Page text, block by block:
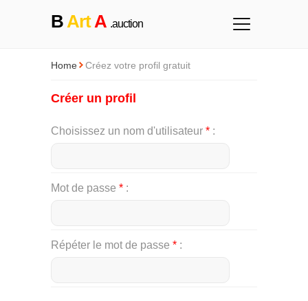
BArtA .auction
Home Créez votre profil gratuit
Créer un profil
Choisissez un nom d'utilisateur *
Mot de passe *
Répéter le mot de passe *